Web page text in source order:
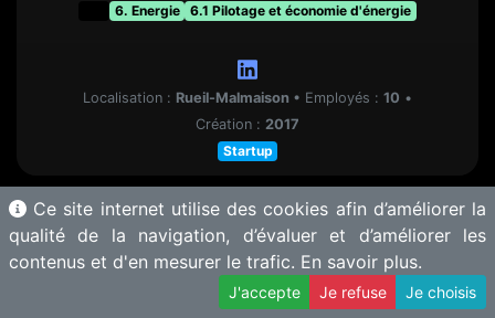
6. Energie 6.1 Pilotage et économie d'énergie
Localisation : Rueil-Malmaison • Employés : 10 •
Création : 2017
Startup
Ce site internet utilise des cookies afin d’améliorer la
qualité de la navigation, d’évaluer et d’améliorer les
contenus et d'en mesurer le trafic. En savoir plus.
J'accepte Je refuse Je choisis